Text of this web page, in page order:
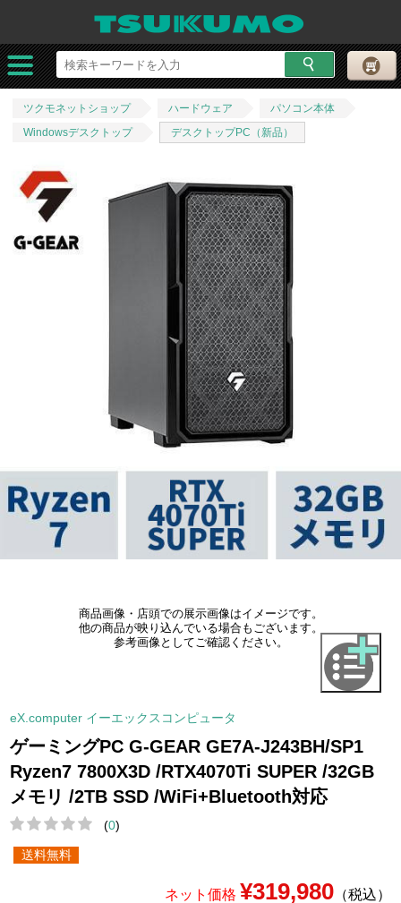
ツクモネットショップ ハードウェア
パソコン本体
Windowsデスクトップ
デスクトップPC（新品）
商品画像・店頭での展示画像はイメージです。
他の商品が映り込んでいる場合もございます。
参考画像としてご確認ください。
eX.computer イーエックスコンピュータ
ゲーミングPC G-GEAR GE7A-J243BH/SP1
Ryzen7 7800X3D /RTX4070Ti SUPER /32GB
メモリ /2TB SSD /WiFi+Bluetooth対応
(0)
送料無料
ネット価格 ¥319,980（税込）